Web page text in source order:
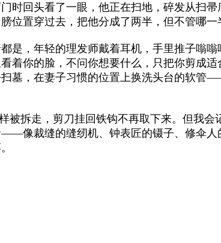
时回头看了一眼，他正在扫地，碎发从扫
位置穿过去，把他分成了两半，但不管哪一
是，年轻的理发师戴着耳机，手里推子嗡
着你的脸，不问你想要什么，只把你剪成
墓，在妻子习惯的位置上换洗头台的软管
被拆走，剪刀挂回铁钩不再取下来。但我
像裁缝的缝纫机、钟表匠的镊子、修伞